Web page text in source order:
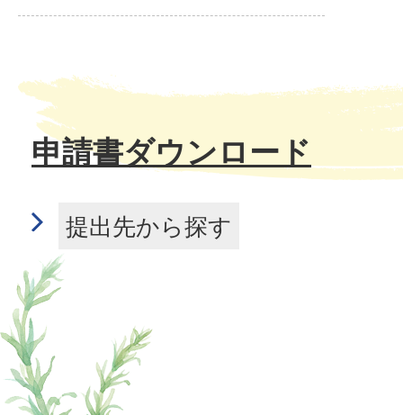
申請書ダウンロード
提出先から探す